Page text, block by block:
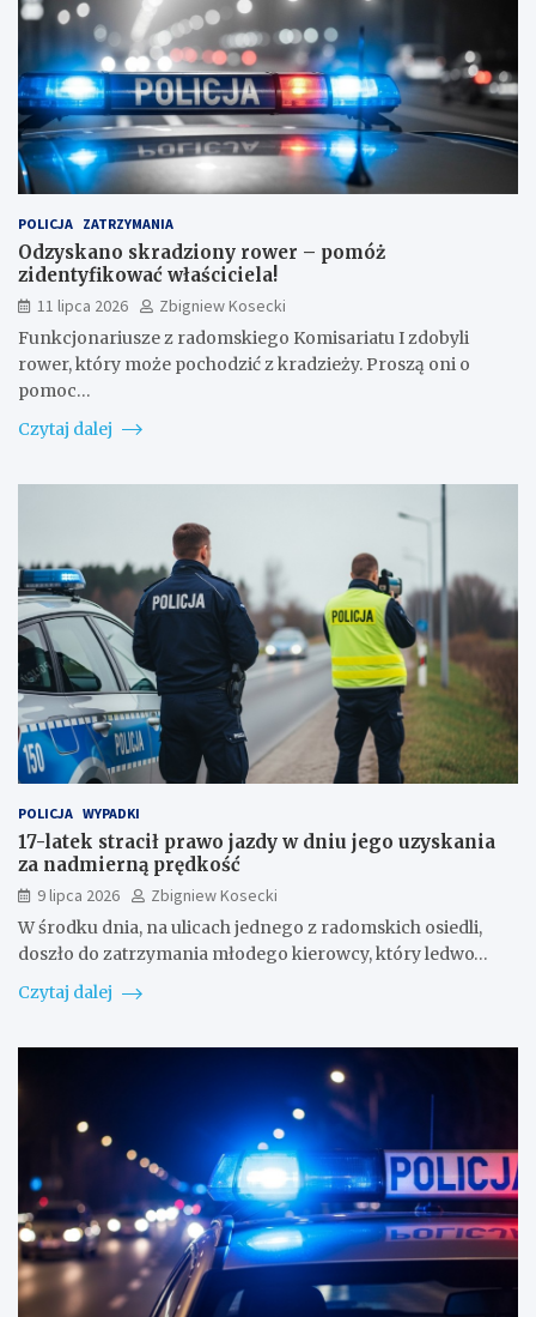
POLICJA ZATRZYMANIA
Odzyskano skradziony rower – pomóż
zidentyfikować właściciela!
11 lipca 2026
Zbigniew Kosecki
Funkcjonariusze z radomskiego Komisariatu I zdobyli
rower, który może pochodzić z kradzieży. Proszą oni o
pomoc…
Czytaj dalej
POLICJA WYPADKI
17-latek stracił prawo jazdy w dniu jego uzyskania
za nadmierną prędkość
9 lipca 2026
Zbigniew Kosecki
W środku dnia, na ulicach jednego z radomskich osiedli,
doszło do zatrzymania młodego kierowcy, który ledwo…
Czytaj dalej